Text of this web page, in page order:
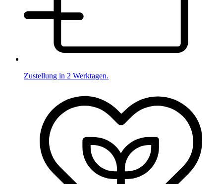
Zustellung in 2 Werktagen.